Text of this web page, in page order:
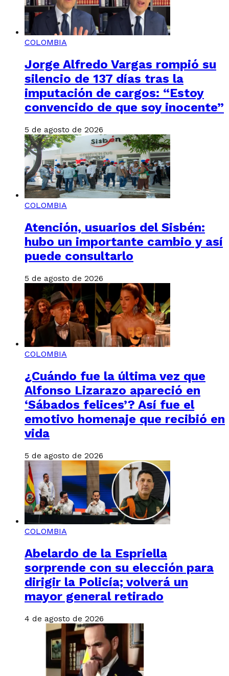
COLOMBIA
Jorge Alfredo Vargas rompió su
silencio de 137 días tras la
imputación de cargos: “Estoy
convencido de que soy inocente”
5 de agosto de 2026
COLOMBIA
Atención, usuarios del Sisbén:
hubo un importante cambio y así
puede consultarlo
5 de agosto de 2026
COLOMBIA
¿Cuándo fue la última vez que
Alfonso Lizarazo apareció en
‘Sábados felices’? Así fue el
emotivo homenaje que recibió en
vida
5 de agosto de 2026
COLOMBIA
Abelardo de la Espriella
sorprende con su elección para
dirigir la Policía; volverá un
mayor general retirado
4 de agosto de 2026